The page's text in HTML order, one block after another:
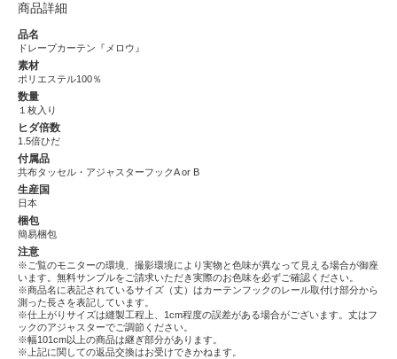
商品詳細
品名
ドレープカーテン『メロウ』
素材
ポリエステル100％
数量
１枚入り
ヒダ倍数
1.5倍ひだ
付属品
共布タッセル・アジャスターフックA or B
生産国
日本
梱包
簡易梱包
注意
※ご覧のモニターの環境、撮影環境により実物と色味が異なって見える場合が御座
います。無料サンプルをご請求いただき実際のお色味を必ずご確認ください。
※商品名に表記されているサイズ（丈）はカーテンフックのレール取付け部分から
測った長さを表記しています。
※仕上がりサイズは縫製工程上、1cm程度の誤差がある場合がございます。丈はフ
ックのアジャスターでご調節ください。
※幅101cm以上の商品は継ぎ部分があります。
※上記に関しての返品交換はお受けできかねます。